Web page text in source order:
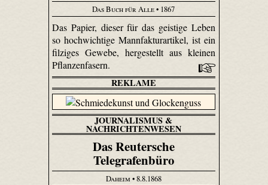
Das Buch für Alle• 1867
Das Papier, dieser für das geistige Leben
so hochwichtige Mannfaktur­artikel, ist ein
filziges Gewebe, hergestellt aus kleinen
Pflanzenfasern.
REKLAME
JOURNALISMUS &
NACHRICHTENWESEN
Das Reutersche
Telegrafenbüro
Daheim• 8.8.1868